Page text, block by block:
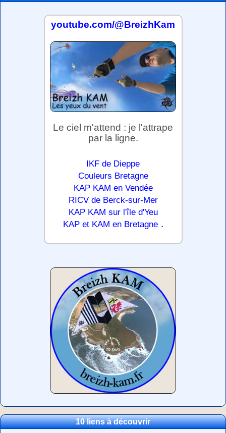
youtube.com/@BreizhKam
Le ciel m'attend : je l'attrape
par la ligne.
IKF de Dieppe
Couleurs Bretagne
KAP KAM en Vendée
RICV de Berck-sur-Mer
KAP KAM sur l'île d'Yeu
KAP et KAM en Bretagne .
10 liens à découvrir